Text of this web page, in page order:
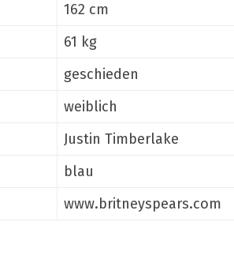
162 cm
61 kg
geschieden
weiblich
Justin Timberlake
blau
www.britneyspears.com